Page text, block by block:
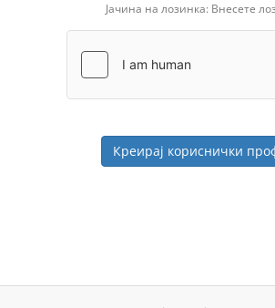
Јачина на лозинка: Внесете